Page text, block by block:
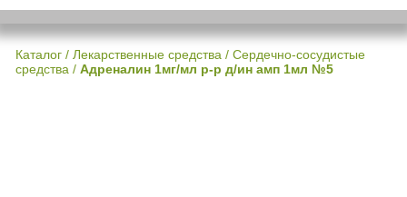
Каталог / Лекарственные средства / Сердечно-сосудистые
средства / Адреналин 1мг/мл р-р д/ин амп 1мл №5